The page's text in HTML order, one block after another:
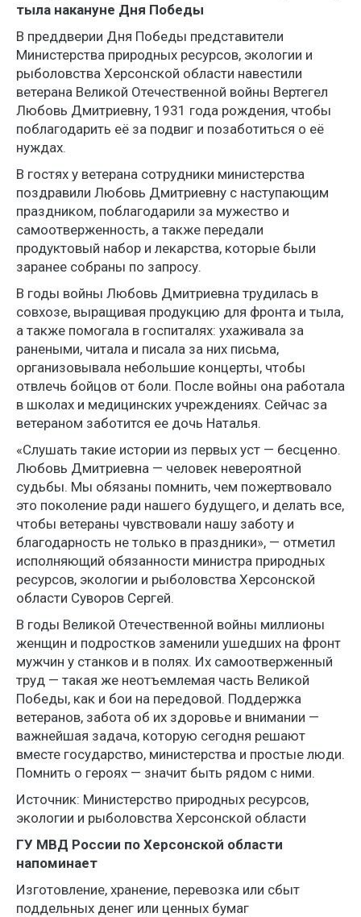
тыла накануне Дня Победы
В преддверии Дня Победы представители
Министерства природных ресурсов, экологии и
рыболовства Херсонской области навестили
ветерана Великой Отечественной войны Вертегел
Любовь Дмитриевну, 1931 года рождения, чтобы
поблагодарить её за подвиг и позаботиться о её
нуждах.
В гостях у ветерана сотрудники министерства
поздравили Любовь Дмитриевну с наступающим
праздником, поблагодарили за мужество и
самоотверженность, а также передали
продуктовый набор и лекарства, которые были
заранее собраны по запросу.
В годы войны Любовь Дмитриевна трудилась в
совхозе, выращивая продукцию для фронта и тыла,
а также помогала в госпиталях: ухаживала за
ранеными, читала и писала за них письма,
организовывала небольшие концерты, чтобы
отвлечь бойцов от боли. После войны она работала
в школах и медицинских учреждениях. Сейчас за
ветераном заботится ее дочь Наталья.
«Слушать такие истории из первых уст — бесценно.
Любовь Дмитриевна — человек невероятной
судьбы. Мы обязаны помнить, чем пожертвовало
это поколение ради нашего будущего, и делать все,
чтобы ветераны чувствовали нашу заботу и
благодарность не только в праздники», — отметил
исполняющий обязанности министра природных
ресурсов, экологии и рыболовства Херсонской
области Суворов Сергей.
В годы Великой Отечественной войны миллионы
женщин и подростков заменили ушедших на фронт
мужчин у станков и в полях. Их самоотверженный
труд — такая же неотъемлемая часть Великой
Победы, как и бои на передовой. Поддержка
ветеранов, забота об их здоровье и внимании —
важнейшая задача, которую сегодня решают
вместе государство, министерства и простые люди.
Помнить о героях — значит быть рядом с ними.
Источник: Министерство природных ресурсов,
экологии и рыболовства Херсонской области
ГУ МВД России по Херсонской области
напоминает
Изготовление, хранение, перевозка или сбыт
поддельных денег или ценных бумаг